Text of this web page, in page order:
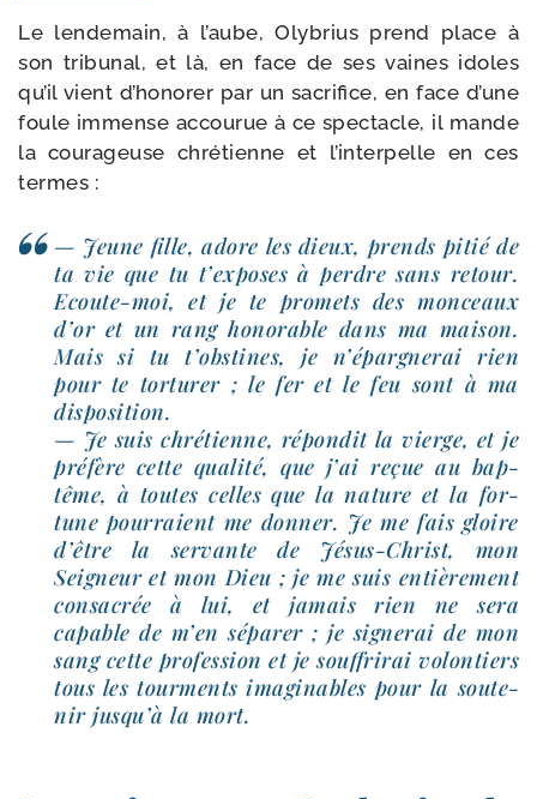
Le len­de­main, à l’aube, Olybrius prend place à
son tri­bu­nal, et là, en face de ses vaines idoles
qu’il vient d’honorer par un sacri­fice, en face d’une
foule immense accou­rue à ce spec­tacle, il mande
la cou­ra­geuse chré­tienne et l’interpelle en ces
termes :
— Jeune fille, adore les dieux, prends pitié de
ta vie que tu t’ex­poses à perdre sans retour.
Ecoute-​moi, et je te pro­mets des mon­ceaux
d’or et un rang hono­rable dans ma mai­son.
Mais si tu t’obstines, je n’épargnerai rien
pour te tor­tu­rer ; le fer et le feu sont à ma
dis­po­si­tion.
— Je suis chré­tienne, répon­dit la vierge, et je
pré­fère cette qua­li­té, que j’ai reçue au bap­
tême, à toutes celles que la nature et la for­
tune pour­raient me don­ner. Je me fais gloire
d’être la ser­vante de Jésus-​Christ, mon
Seigneur et mon Dieu ; je me suis entiè­re­ment
consa­crée à lui, et jamais rien ne sera
capable de m’en sépa­rer ; je signe­rai de mon
sang cette pro­fes­sion et je souf­fri­rai volon­tiers
tous les tour­ments ima­gi­nables pour la sou­te­
nir jusqu’à la mort.